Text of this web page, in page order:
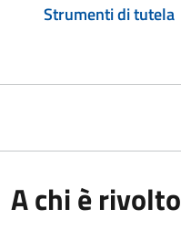
Strumenti di tutela
A chi è rivolto